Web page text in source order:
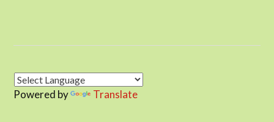
Powered by Translate